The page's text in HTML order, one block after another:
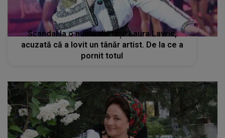
Scandal la o nuntă din Iași! Laura Lavric,
acuzată că a lovit un tânăr artist. De la ce a
pornit totul